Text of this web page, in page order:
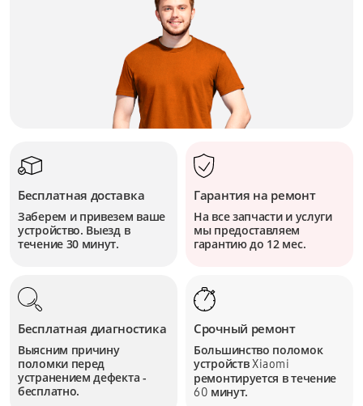
Бесплатная доставка
Заберем и привезем ваше
устройство. Выезд в
течение 30 минут.
Гарантия на ремонт
На все запчасти и услуги
мы предоставляем
гарантию до 12 мес.
Бесплатная диагностика
Выясним причину
поломки перед
устранением дефекта -
бесплатно.
Срочный ремонт
Большинство поломок
устройствXiaomi
ремонтируется в течение
60 минут.